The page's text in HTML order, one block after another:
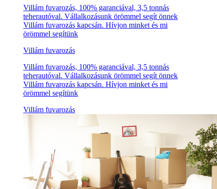
Villám fuvarozás, 100% garanciával, 3,5 tonnás
teherautóval. Vállalkozásunk örömmel segít önnek
Villám fuvarozás kapcsán. Hívjon minket és mi
örömmel segítünk
Villám fuvarozás
Villám fuvarozás, 100% garanciával, 3,5 tonnás
teherautóval. Vállalkozásunk örömmel segít önnek
Villám fuvarozás kapcsán. Hívjon minket és mi
örömmel segítünk
Villám fuvarozás